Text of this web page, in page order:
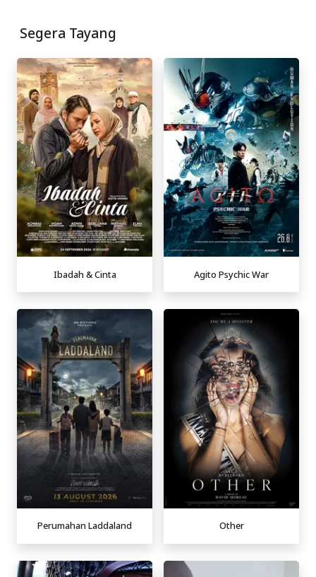
Segera Tayang
Ibadah & Cinta Agito Psychic War
Perumahan Laddaland Other